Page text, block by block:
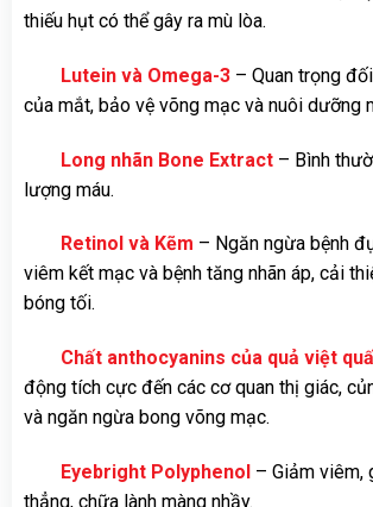
thiếu hụt có thể gây ra mù lòa.
Lutein và Omega-3– Quan trọng
của mắt, bảo vệ võng mạc và nuôi dưỡng
Long nhãn Bone Extract – Bình
lượng máu.
Retinol và Kẽm – Ngăn ngừa bệnh
viêm kết mạc và bệnh tăng nhãn áp, cải
bóng tối.
Chất anthocyanins của quả việt
động tích cực đến các cơ quan thị giác,
và ngăn ngừa bong võng mạc.
Eyebright Polyphenol – Giảm viêm,
thẳng, chữa lành màng nhầy.